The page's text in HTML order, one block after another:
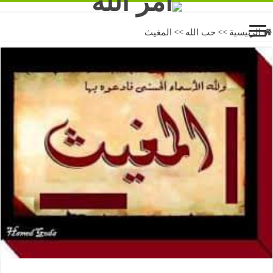
الرئيسية >> حب الله >> المغيث